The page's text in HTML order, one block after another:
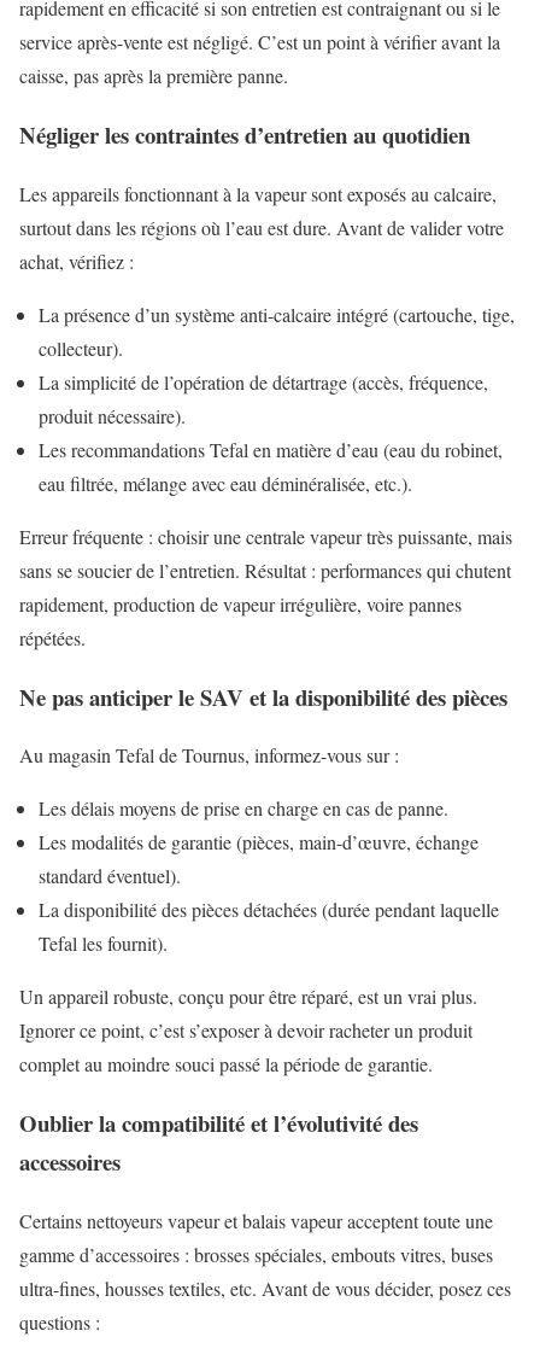
rapidement en efficacité si son entretien est contraignant ou si le
service après-vente est négligé. C’est un point à vérifier avant la
caisse, pas après la première panne.
Négliger les contraintes d’entretien au quotidien
Les appareils fonctionnant à la vapeur sont exposés au calcaire,
surtout dans les régions où l’eau est dure. Avant de valider votre
achat, vérifiez :
La présence d’un système anti-calcaire intégré (cartouche, tige,
collecteur).
La simplicité de l’opération de détartrage (accès, fréquence,
produit nécessaire).
Les recommandations Tefal en matière d’eau (eau du robinet,
eau filtrée, mélange avec eau déminéralisée, etc.).
Erreur fréquente : choisir une centrale vapeur très puissante, mais
sans se soucier de l’entretien. Résultat : performances qui chutent
rapidement, production de vapeur irrégulière, voire pannes
répétées.
Ne pas anticiper le SAV et la disponibilité des pièces
Au magasin Tefal de Tournus, informez-vous sur :
Les délais moyens de prise en charge en cas de panne.
Les modalités de garantie (pièces, main-d’œuvre, échange
standard éventuel).
La disponibilité des pièces détachées (durée pendant laquelle
Tefal les fournit).
Un appareil robuste, conçu pour être réparé, est un vrai plus.
Ignorer ce point, c’est s’exposer à devoir racheter un produit
complet au moindre souci passé la période de garantie.
Oublier la compatibilité et l’évolutivité des
accessoires
Certains nettoyeurs vapeur et balais vapeur acceptent toute une
gamme d’accessoires : brosses spéciales, embouts vitres, buses
ultra-fines, housses textiles, etc. Avant de vous décider, posez ces
questions :